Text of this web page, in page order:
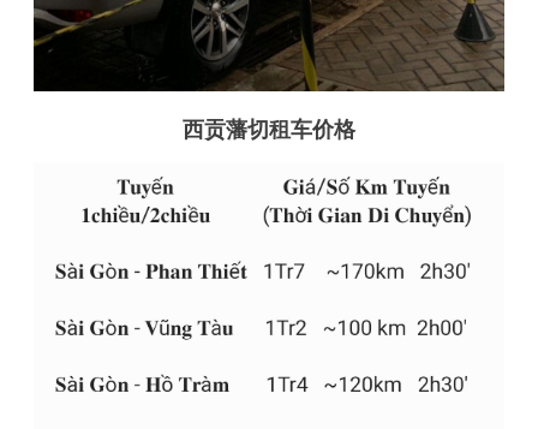
西贡藩切租车价格